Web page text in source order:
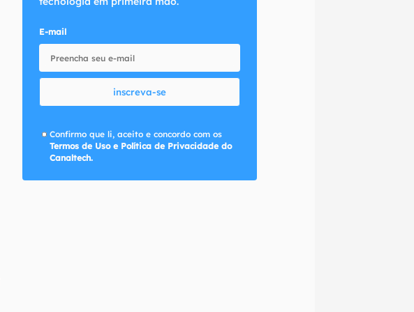
E-mail
inscreva-se
Confirmo que li, aceito e concordo com os
Termos de Uso e Política de Privacidade do
Canaltech.